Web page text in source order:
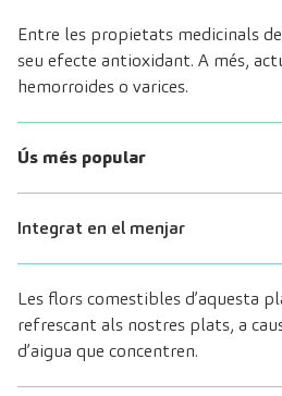
Entre les propietats medicinals
seu efecte antioxidant. A més,
hemorroides o varices.
Ús més popular
Integrat en el menjar
Les flors comestibles d’aquesta
refrescant als nostres plats, a
d’aigua que concentren.